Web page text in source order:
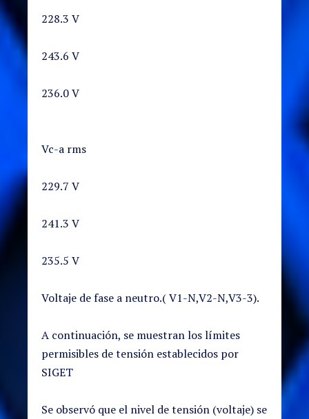
228.3 V
243.6 V
236.0 V
Vc-a rms
229.7 V
241.3 V
235.5 V
Voltaje de fase a neutro.( V1-N,V2-N,V3-3).
A continuación, se muestran los límites
permisibles de tensión establecidos por
SIGET
Se observó que el nivel de tensión (voltaje) se